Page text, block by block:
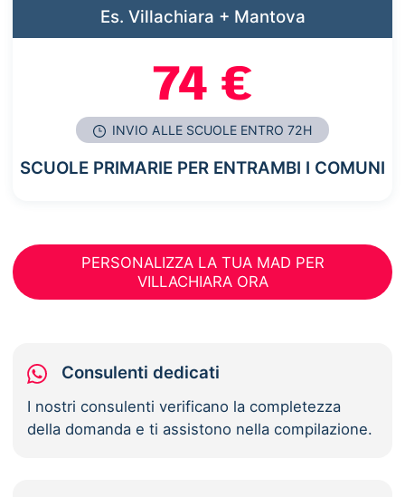
Es. Villachiara + Mantova
74 €
INVIO ALLE SCUOLE ENTRO 72H
SCUOLE PRIMARIE PER ENTRAMBI I COMUNI
PERSONALIZZA LA TUA MAD PER
VILLACHIARA ORA
Consulenti dedicati
I nostri consulenti verificano la completezza
della domanda e ti assistono nella compilazione.